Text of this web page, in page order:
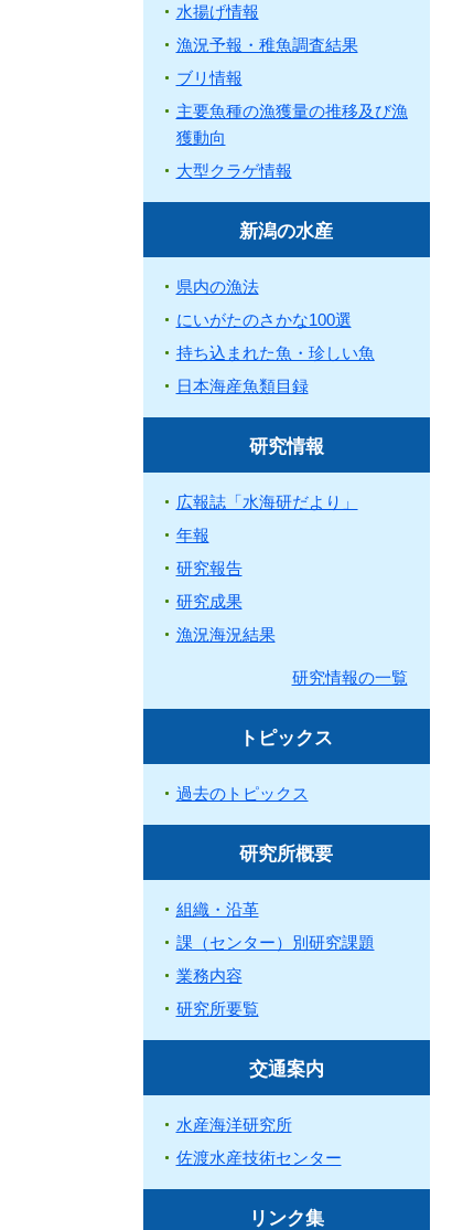
水揚げ情報
漁況予報・稚魚調査結果
ブリ情報
主要魚種の漁獲量の推移及び漁
獲動向
大型クラゲ情報
新潟の水産
県内の漁法
にいがたのさかな100選
持ち込まれた魚・珍しい魚
日本海産魚類目録
研究情報
広報誌「水海研だより」
年報
研究報告
研究成果
漁況海況結果
研究情報の一覧
トピックス
過去のトピックス
研究所概要
組織・沿革
課（センター）別研究課題
業務内容
研究所要覧
交通案内
水産海洋研究所
佐渡水産技術センター
リンク集